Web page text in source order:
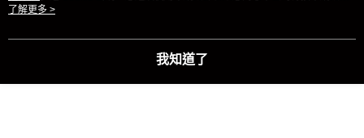
材質 棕櫚蠟、有機矽氧樹脂
期限 常溫下可保存5年
用條款之 Cookie 聲明使用 cookie。
了解更多 >
我知道了